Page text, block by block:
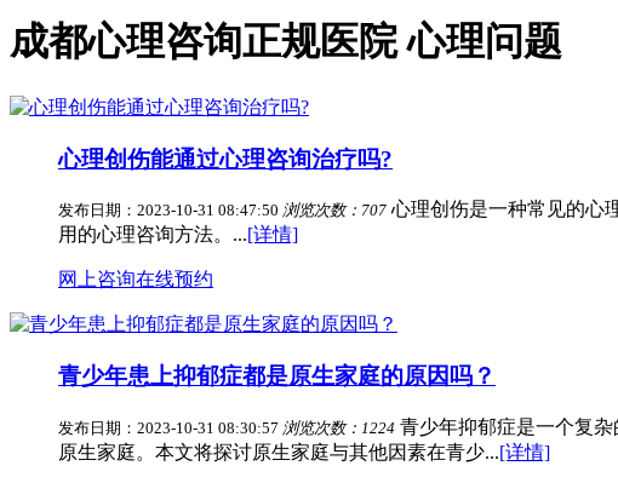
成都心理咨询正规医院 心理问题
心理创伤能通过心理咨询治疗吗?
发布日期：2023-10-31 08:47:50 浏览次数：707 心理创伤是一种常见的心
用的心理咨询方法。...[详情]
网上咨询在线预约
青少年患上抑郁症都是原生家庭的原因吗？
发布日期：2023-10-31 08:30:57 浏览次数：1224 青少年抑郁症是一个复
原生家庭。本文将探讨原生家庭与其他因素在青少...[详情]